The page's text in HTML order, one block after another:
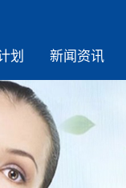
划 新闻资讯